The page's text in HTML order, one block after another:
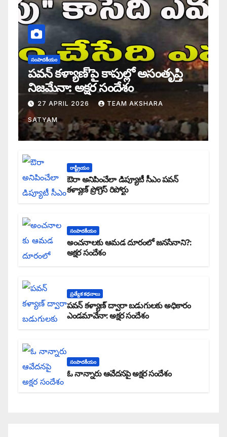
సంపాదకీయం
పవన్ కళ్యాణ్’పై కాపుల్లో అసంతృప్తి
నిజమేనా: అక్షర సందేశం
27 APRIL 2026 TEAM AKSHARA
SATYAM
రాష్ట్రీయం
ఔరా అనిపించేలా డిప్యూటీ సీఎం పవన్
కళ్యాణ్ ప్రోగ్రెస్ రిపోర్టు
సంపాదకీయం
అంచనాలకు ఆమడ దూరంలో జనసేనాని?:
అక్షర సందేశం
ప్రత్యేక కధనాలు
పవన్ కళ్యాణ్ ద్వారా బడుగులకు అధికారం
ఎండమావేనా: అక్షర సందేశం
సంపాదకీయం
ఓ నాన్నారు ఆవేదనపై అక్షర సందేశం